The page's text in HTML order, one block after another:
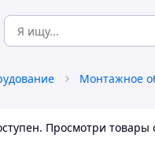
Монтажное
Просмотри товары